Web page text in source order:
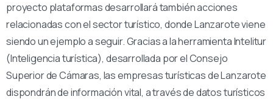
proyecto plataformas desarrollará también acciones
relacionadas con el sector turístico, donde Lanzarote viene
siendo un ejemplo a seguir. Gracias a la herramienta Intelitur
(Inteligencia turística), desarrollada por el Consejo
Superior de Cámaras, las empresas turísticas de Lanzarote
dispondrán de información vital, a través de datos turísticos